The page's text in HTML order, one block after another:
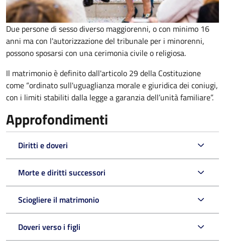
Due persone di sesso diverso maggiorenni, o con minimo 16
anni ma con l'autorizzazione del tribunale per i minorenni,
possono sposarsi con una cerimonia civile o religiosa.
Il matrimonio è definito dall'articolo 29 della Costituzione
come “ordinato sull'uguaglianza morale e giuridica dei coniugi,
con i limiti stabiliti dalla legge a garanzia dell’unità familiare”.
Approfondimenti
Diritti e doveri
Morte e diritti successori
Sciogliere il matrimonio
Doveri verso i figli